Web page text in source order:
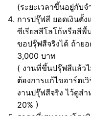
(ระยะเวลาขึ้นอยู่กับ
การปรุ๊ฟสี ยอดเงินตั้
ซีเรียสสีโลโก้หรือสีพื้
ขอปรุ๊ฟสีจริงได้ ถ้าย
3,000 บาท
( งานที่ขึ้นปรุ๊ฟสีแล้ว
ต้องการแก้ไขอาร์ตเ
งานปรุ๊ฟสีจริง ไว้ดูส
20% )